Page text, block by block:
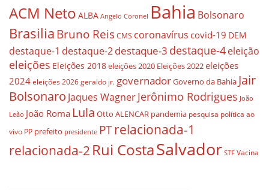
ACM Neto ALBA Angelo Coronel Bahia Bolsonaro
BrasiliaBruno ReisCMS coronavírus covid-19 DEM
destaque-1 destaque-2destaque-3 destaque-4eleição
eleições Eleições 2018eleições 2020 Eleições 2022eleições
2024 eleições 2026 geraldo jr. governadorGoverno da Bahia Jair
Bolsonaro Jaques WagnerJerônimo Rodrigues João
Leão João Roma Lula Otto ALENCAR pandemia pesquisa política ao
vivo PP prefeito presidente PTrelacionada-1
relacionada-2 Rui CostaSalvador STF Vacina